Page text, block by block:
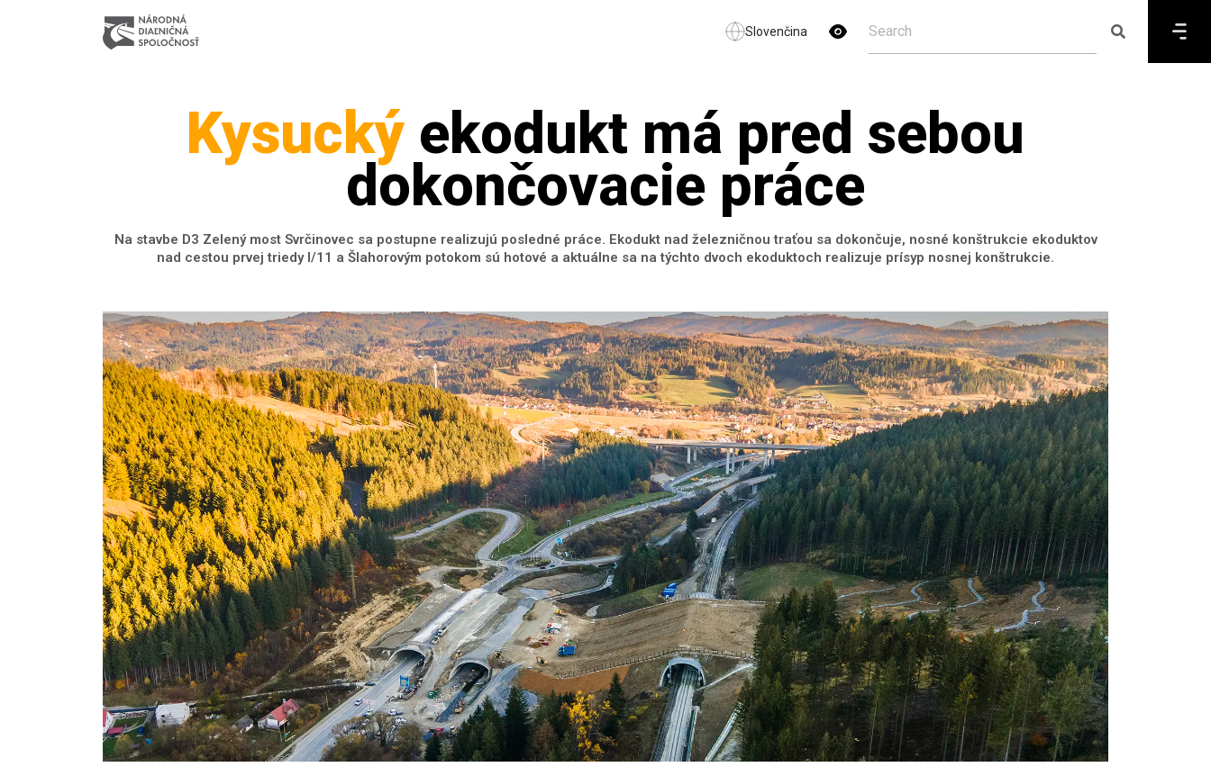
Slovenčina
Kysucký ekodukt má pred sebou
dokončovacie práce
Na stavbe D3 Zelený most Svrčinovec sa postupne realizujú posledné práce. Ekodukt nad železničnou traťou sa dokončuje, nosné konštrukcie ekoduktov
nad cestou prvej triedy I/11 a Šlahorovým potokom sú hotové a aktuálne sa na týchto dvoch ekoduktoch realizuje prísyp nosnej konštrukcie.